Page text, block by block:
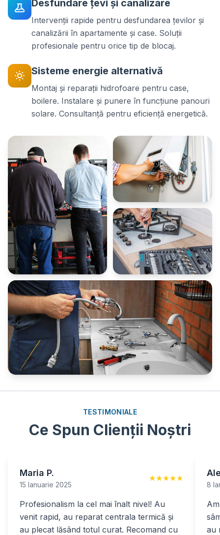
Desfundare țevi și canalizare
Intervenții rapide pentru desfundarea țevilor și
canalizării în apartamente și case. Soluții
profesionale pentru orice tip de blocaj.
Sisteme energie alternativă
Montaj și reparații hidrofoare pentru case,
boilere. Instalare și punere în funcțiune panouri
solare. Consultanță pentru eficiență energetică.
TESTIMONIALE
Ce Spun Clienții Noștri
Maria P.
15 Ianuarie 2025
★★★★★
Profesionalism la cel mai înalt nivel! Au
venit rapid, au reparat centrala termică și
au plecat lăsând totul curat. Recomand cu
8
au